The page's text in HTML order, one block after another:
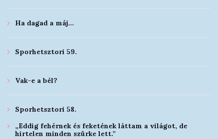
Ha dagad a máj...
Sporhetsztori 59.
Vak-e a bél?
Sporhetsztori 58.
„Eddig fehérnek és feketének láttam a világot, de
hirtelen minden szürke lett.”